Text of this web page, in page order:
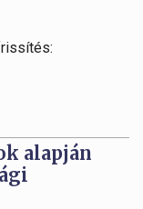
alapján